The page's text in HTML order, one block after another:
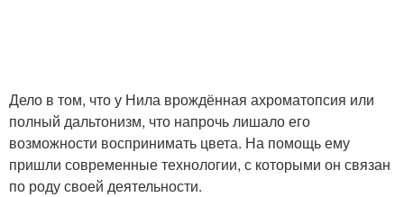
Дело в том, что у Нила врождённая ахроматопсия или
полный дальтонизм, что напрочь лишало его
возможности воспринимать цвета. На помощь ему
пришли современные технологии, с которыми он связан
по роду своей деятельности.